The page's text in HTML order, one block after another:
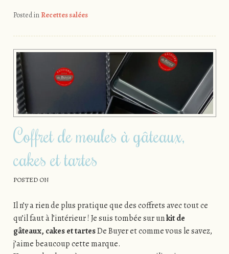
Posted in Recettes salées
Coffret de moules à gâteaux,
cakes et tartes
POSTED ON
Il n’y a rien de plus pratique que des coffrets avec tout ce
qu’il faut à l’intérieur ! Je suis tombée sur unkit de
gâteaux, cakes et tartesDe Buyer et comme vous le savez,
j’aime beaucoup cette marque.